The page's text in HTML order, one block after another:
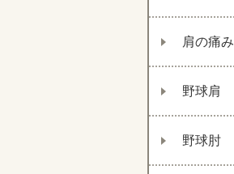
肩の痛み
野球肩
野球肘